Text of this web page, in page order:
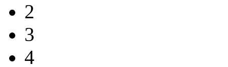
2
3
4